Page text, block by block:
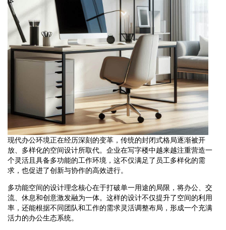
现代办公环境正在经历深刻的变革，传统的封闭式格局逐渐被开
放、多样化的空间设计所取代。企业在写字楼中越来越注重营造一
个灵活且具备多功能的工作环境，这不仅满足了员工多样化的需
求，也促进了创新与协作的高效进行。
多功能空间的设计理念核心在于打破单一用途的局限，将办公、交
流、休息和创意激发融为一体。这样的设计不仅提升了空间的利用
率，还能根据不同团队和工作的需求灵活调整布局，形成一个充满
活力的办公生态系统。